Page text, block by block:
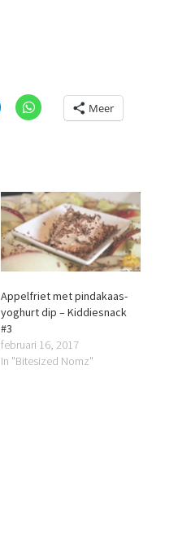
Meer
Appelfriet met pindakaas-
yoghurt dip – Kiddiesnack
#3
februari 16, 2017
In "Bitesized Nomz"